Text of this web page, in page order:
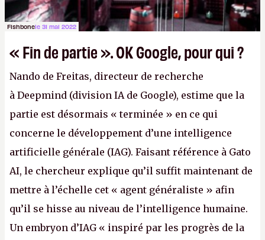
Fishbonele 31 mai 2022
« Fin de partie ». OK Google, pour qui ?
Nando de Freitas, directeur de recherche
à Deepmind (division IA de Google), estime que la
partie est désormais « terminée » en ce qui
concerne le développement d’une intelligence
artificielle générale (IAG). Faisant référence à Gato
AI, le chercheur explique qu’il suffit maintenant de
mettre à l’échelle cet « agent généraliste » afin
qu’il se hisse au niveau de l’intelligence humaine.
Un embryon d’IAG « inspiré par les progrès de la